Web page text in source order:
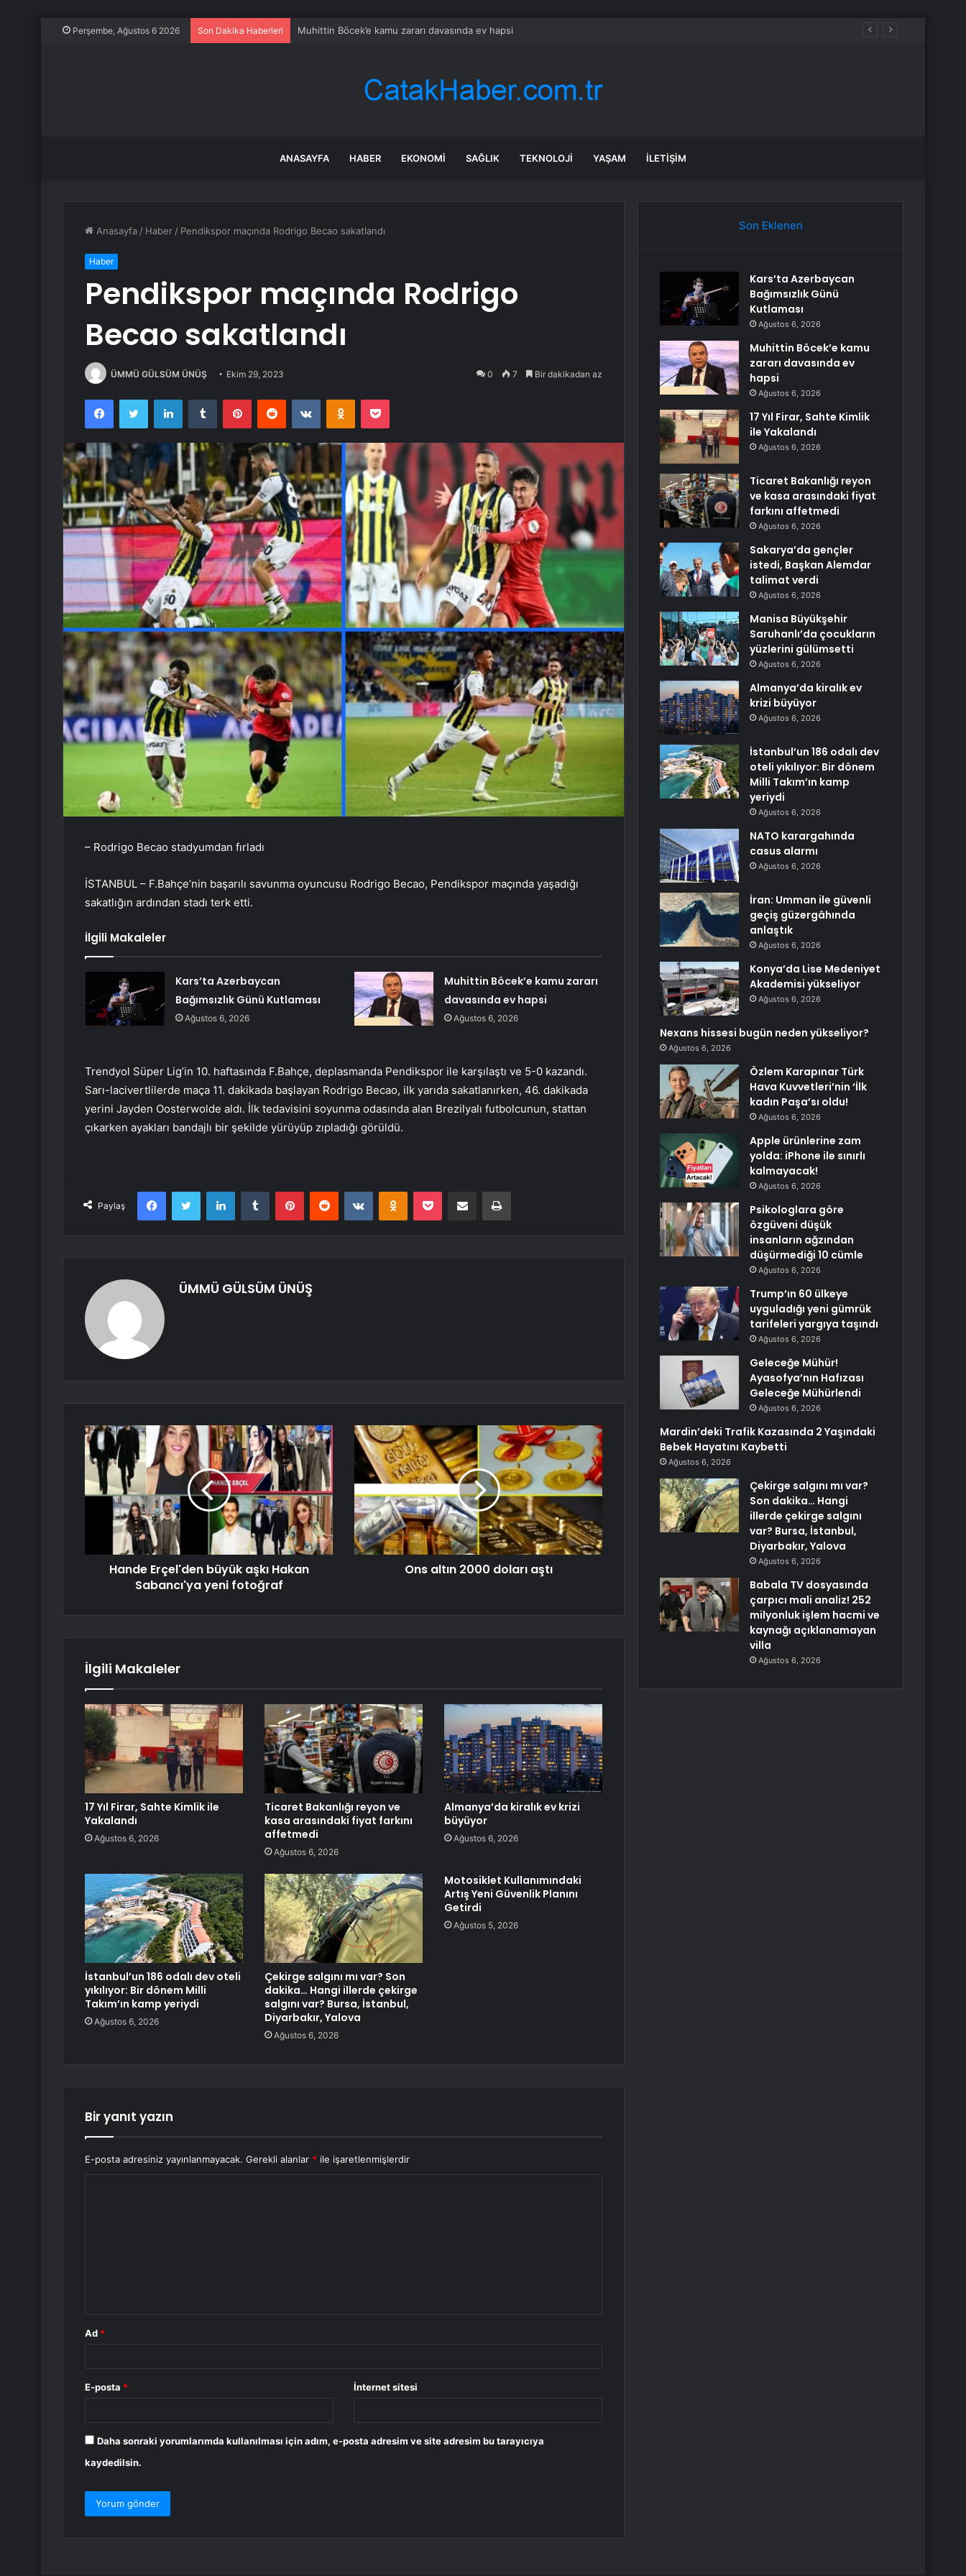
Perşembe, Ağustos 6 2026 Son Dakika Haberleri Muhittin Böcek’e kamu zararı davasında ev hapsi
ANASAYFA HABER EKONOMI SAĞLIK TEKNOLOJI YAŞAM İLETIŞIM
Anasayfa / Haber / Pendikspor maçında Rodrigo Becao sakatlandı
Haber
Pendikspor maçında Rodrigo
Becao sakatlandı
ÜMMÜ GÜLSÜM ÜNÜŞ Ekim 29, 2023 0 7 Bir dakikadan az
FacebookTwitter LinkedInTumblr PinterestReddit VKontakteOdnoklassniki
Pocket
– Rodrigo Becao stadyumdan fırladı
İSTANBUL – F.Bahçe’nin başarılı savunma oyuncusu Rodrigo Becao, Pendikspor maçında yaşadığı
sakatlığın ardından stadı terk etti.
İlgili Makaleler
Kars’ta Azerbaycan
Bağımsızlık Günü Kutlaması
Ağustos 6, 2026
Muhittin Böcek’e kamu zararı
davasında ev hapsi
Ağustos 6, 2026
Trendyol Süper Lig’in 10. haftasında F.Bahçe, deplasmanda Pendikspor ile karşılaştı ve 5-0 kazandı.
Sarı-lacivertlilerde maça 11. dakikada başlayan Rodrigo Becao, ilk yarıda sakatlanırken, 46. dakikada
yerini Jayden Oosterwolde aldı. İlk tedavisini soyunma odasında alan Brezilyalı futbolcunun, stattan
çıkarken ayakları bandajlı bir şekilde yürüyüp zıpladığı görüldü.
Paylaş
FacebookTwitter LinkedInTumblr PinterestReddit VKontakteOdnoklassniki
Pocket E-Posta ile paylaş Yazdır
ÜMMÜ GÜLSÜM ÜNÜŞ
Hande Erçel'den büyük aşkı Hakan
Sabancı'ya yeni fotoğraf
Ons altın 2000 doları aştı
İlgili Makaleler
17 Yıl Firar, Sahte Kimlik ile
Yakalandı
Ağustos 6, 2026
Ticaret Bakanlığı reyon ve
kasa arasındaki fiyat farkını
affetmedi
Ağustos 6, 2026
Almanya’da kiralık ev krizi
büyüyor
Ağustos 6, 2026
İstanbul’un 186 odalı dev oteli
yıkılıyor: Bir dönem Milli
Takım’ın kamp yeriydi
Ağustos 6, 2026
Çekirge salgını mı var? Son
dakika… Hangi illerde çekirge
salgını var? Bursa, İstanbul,
Diyarbakır, Yalova
Ağustos 6, 2026
Motosiklet Kullanımındaki
Artış Yeni Güvenlik Planını
Getirdi
Ağustos 5, 2026
Bir yanıt yazın
E-posta adresiniz yayınlanmayacak. Gerekli alanlar * ile işaretlenmişlerdir
Ad *
E-posta * İnternet sitesi
Daha sonraki yorumlarımda kullanılması için adım, e-posta adresim ve site adresim bu tarayıcıya
kaydedilsin.
Son Eklenen
Kars’ta Azerbaycan
Bağımsızlık Günü
Kutlaması
Ağustos 6, 2026
Muhittin Böcek’e kamu
zararı davasında ev
hapsi
Ağustos 6, 2026
17 Yıl Firar, Sahte Kimlik
ile Yakalandı
Ağustos 6, 2026
Ticaret Bakanlığı reyon
ve kasa arasındaki fiyat
farkını affetmedi
Ağustos 6, 2026
Sakarya’da gençler
istedi, Başkan Alemdar
talimat verdi
Ağustos 6, 2026
Manisa Büyükşehir
Saruhanlı’da çocukların
yüzlerini gülümsetti
Ağustos 6, 2026
Almanya’da kiralık ev
krizi büyüyor
Ağustos 6, 2026
İstanbul’un 186 odalı dev
oteli yıkılıyor: Bir dönem
Milli Takım’ın kamp
yeriydi
Ağustos 6, 2026
NATO karargahında
casus alarmı
Ağustos 6, 2026
İran: Umman ile güvenli
geçiş güzergâhında
anlaştık
Ağustos 6, 2026
Konya’da Lise Medeniyet
Akademisi yükseliyor
Ağustos 6, 2026
Nexans hissesi bugün neden yükseliyor?
Ağustos 6, 2026
Özlem Karapınar Türk
Hava Kuvvetleri’nin ‘İlk
kadın Paşa’sı oldu!
Ağustos 6, 2026
Apple ürünlerine zam
yolda: iPhone ile sınırlı
kalmayacak!
Ağustos 6, 2026
Psikologlara göre
özgüveni düşük
insanların ağzından
düşürmediği 10 cümle
Ağustos 6, 2026
Trump’ın 60 ülkeye
uyguladığı yeni gümrük
tarifeleri yargıya taşındı
Ağustos 6, 2026
Geleceğe Mühür!
Ayasofya’nın Hafızası
Geleceğe Mühürlendi
Ağustos 6, 2026
Mardin’deki Trafik Kazasında 2 Yaşındaki
Bebek Hayatını Kaybetti
Ağustos 6, 2026
Çekirge salgını mı var?
Son dakika… Hangi
illerde çekirge salgını
var? Bursa, İstanbul,
Diyarbakır, Yalova
Ağustos 6, 2026
Babala TV dosyasında
çarpıcı mali analiz! 252
milyonluk işlem hacmi ve
kaynağı açıklanamayan
villa
Ağustos 6, 2026